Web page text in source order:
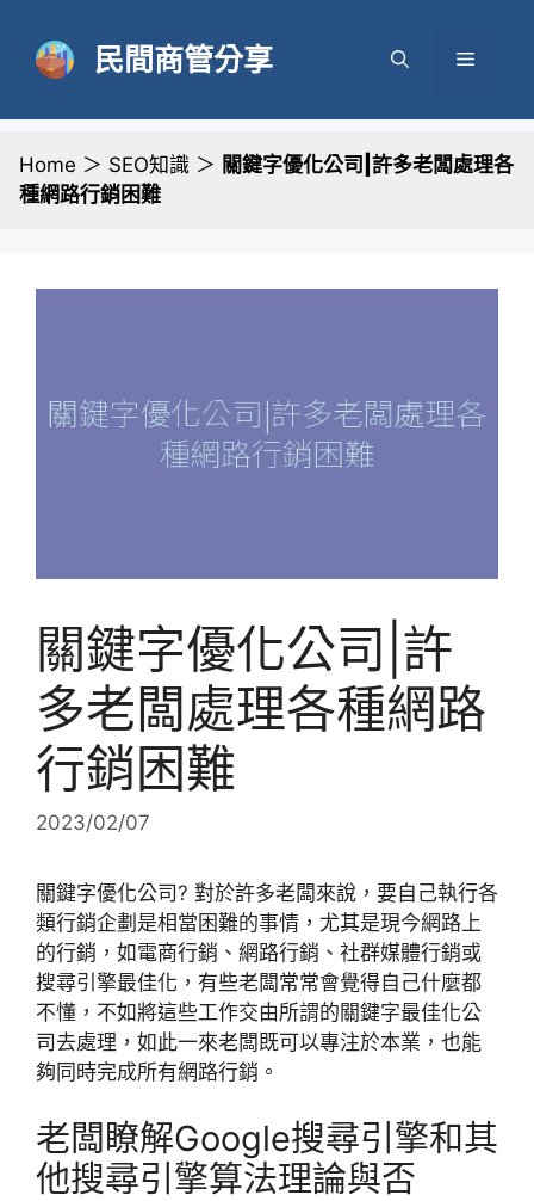
民間商管分享 選
Home ＞ SEO知識 ＞ 關鍵字優化公司|許多老闆處理各
種網路行銷困難
關鍵字優化公司|許
多老闆處理各種網路
行銷困難
2023/02/07
關鍵字優化公司? 對於許多老闆來說，要自己執行各
類行銷企劃是相當困難的事情，尤其是現今網路上
的行銷，如電商行銷、網路行銷、社群媒體行銷或
搜尋引擎最佳化，有些老闆常常會覺得自己什麼都
不懂，不如將這些工作交由所謂的關鍵字最佳化公
司去處理，如此一來老闆既可以專注於本業，也能
夠同時完成所有網路行銷。
老闆瞭解Google搜尋引擎和其
他搜尋引擎算法理論與否